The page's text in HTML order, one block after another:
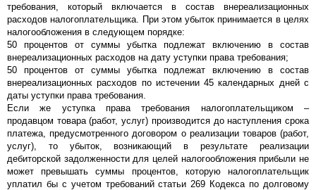
требования, который включается в состав внереализационных
расходов налогоплательщика. При этом убыток принимается в целях
налогообложения в следующем порядке:
50 процентов от суммы убытка подлежат включению в состав
внереализационных расходов на дату уступки права требования;
50 процентов от суммы убытка подлежат включению в состав
внереализационных расходов по истечении 45 календарных дней с
даты уступки права требования.
Если же уступка права требования налогоплательщиком –
продавцом товара (работ, услуг) производится до наступления срока
платежа, предусмотренного договором о реализации товаров (работ,
услуг), то убыток, возникающий в результате реализации
дебиторской задолженности для целей налогообложения прибыли не
может превышать суммы процентов, которую налогоплательщик
уплатил бы с учетом требований статьи 269 Кодекса по долговому